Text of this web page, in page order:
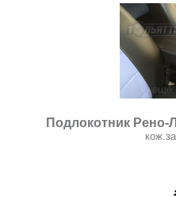
Подлокотник